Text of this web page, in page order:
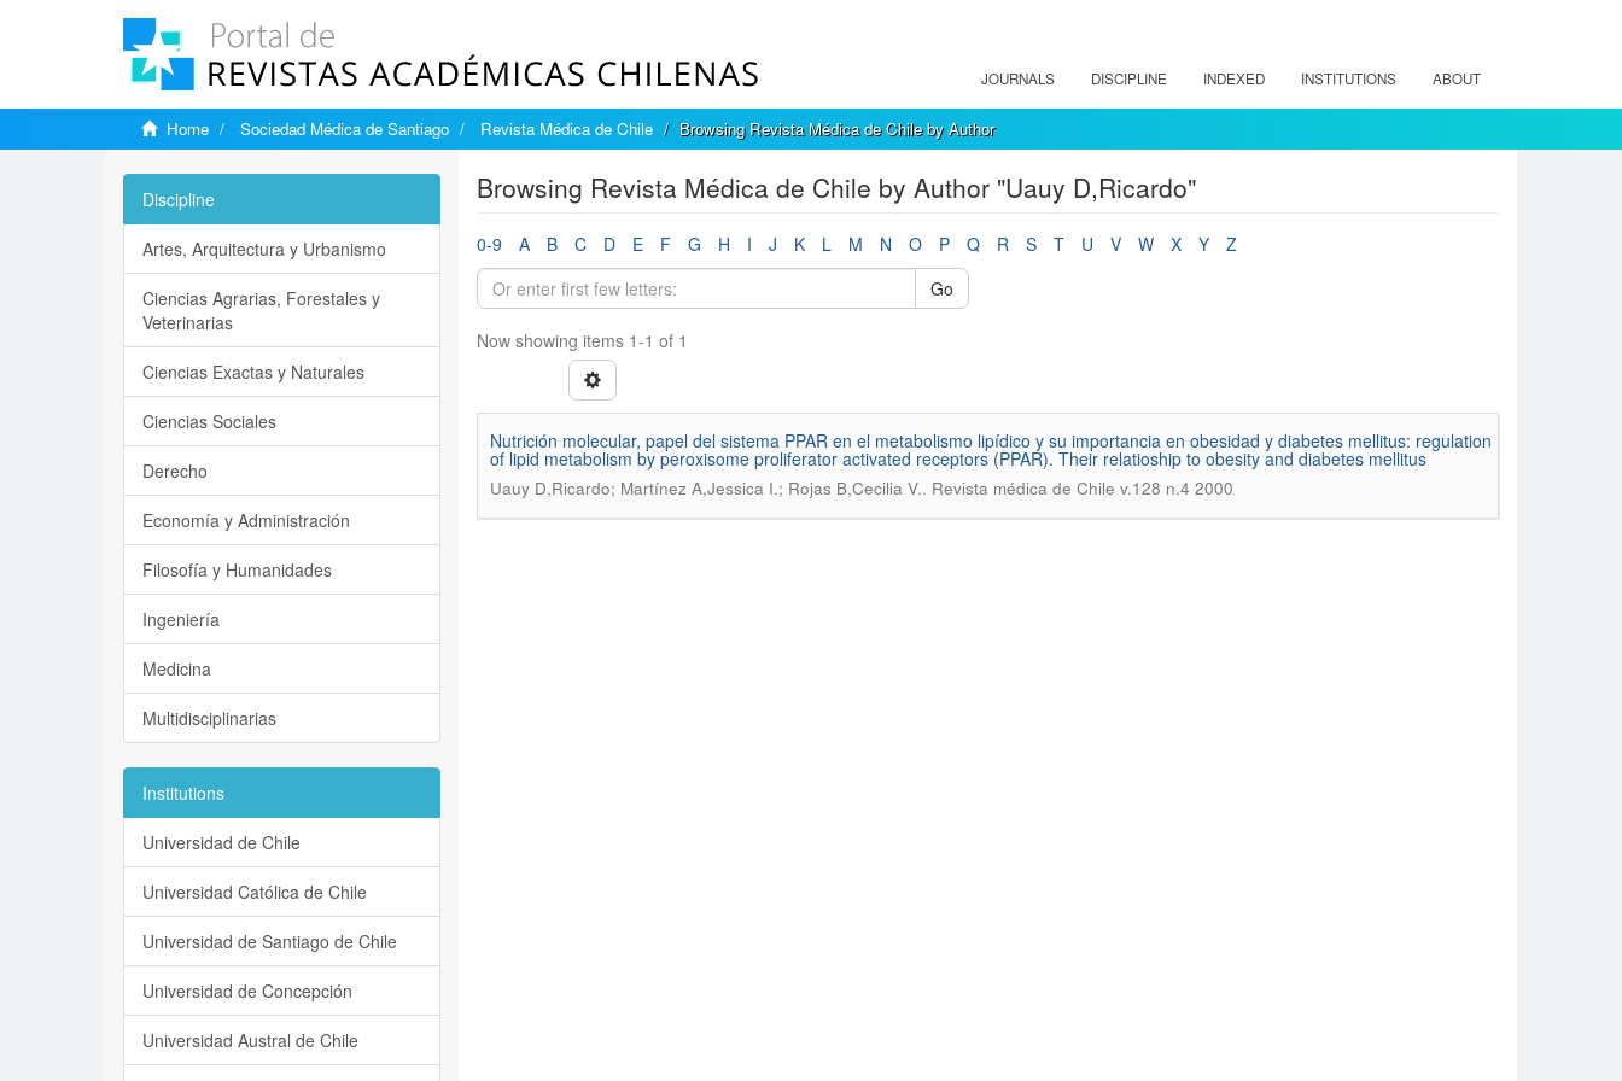
JOURNALS DISCIPLINE INDEXED INSTITUTIONS ABOUT
Home Sociedad Médica de Santiago Revista Médica de Chile Browsing Revista Médica de Chile by Author
Browsing Revista Médica de Chile by Author "Uauy D,Ricardo"
0-9 A B C D E F G H I J K L M N O P Q R S T U V W X Y
Z
Go
Now showing items 1-1 of 1
Nutrición molecular, papel del sistema PPAR en el metabolismo lipídico y su importancia en obesidad y diabetes mellitus: regulation
of lipid metabolism by peroxisome proliferator activated receptors (PPAR). Their relatioship to obesity and diabetes mellitus
Uauy D,Ricardo; Martínez A,Jessica I.; Rojas B,Cecilia V.. Revista médica de Chile v.128 n.4 2000
Discipline
Artes, Arquitectura y Urbanismo
Ciencias Agrarias, Forestales y
Veterinarias
Ciencias Exactas y Naturales
Ciencias Sociales
Derecho
Economía y Administración
Filosofía y Humanidades
Ingeniería
Medicina
Multidisciplinarias
Institutions
Universidad de Chile
Universidad Católica de Chile
Universidad de Santiago de Chile
Universidad de Concepción
Universidad Austral de Chile